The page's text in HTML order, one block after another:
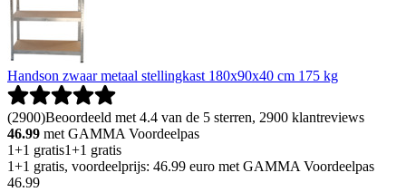
Handson zwaar metaal stellingkast 180x90x40 cm 175 kg
(2900)Beoordeeld met 4.4 van de 5 sterren, 2900 klantreviews
46.99 met GAMMA Voordeelpas
1+1 gratis1+1 gratis
1+1 gratis, voordeelprijs: 46.99 euro met GAMMA Voordeelpas
46.99